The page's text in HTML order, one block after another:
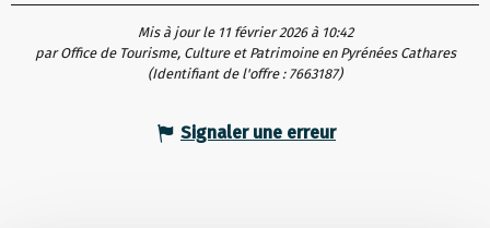
Mis à jour le 11 février 2026 à 10:42
par Office de Tourisme, Culture et Patrimoine en Pyrénées Cathares
(Identifiant de l'offre : 7663187)
Signaler une erreur